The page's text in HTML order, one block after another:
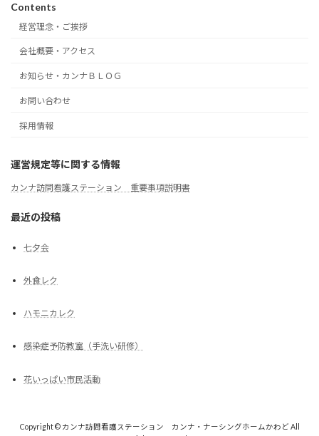
Contents
経営理念・ご挨拶
会社概要・アクセス
お知らせ・カンナＢＬＯＧ
お問い合わせ
採用情報
運営規定等に関する情報
カンナ訪問看護ステーション 重要事項説明書
最近の投稿
七夕会
外食レク
ハモニカレク
感染症予防教室（手洗い研修）
花いっぱい市民活動
Copyright © カンナ訪問看護ステーション カンナ・ナーシングホームかわど All